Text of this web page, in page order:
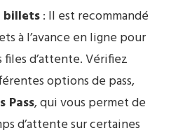
billets: Il est recommandé
à l’avance en ligne pour
d’attente. Vérifiez
options de pass,
Pass, qui vous permet de
d’attente sur certaines